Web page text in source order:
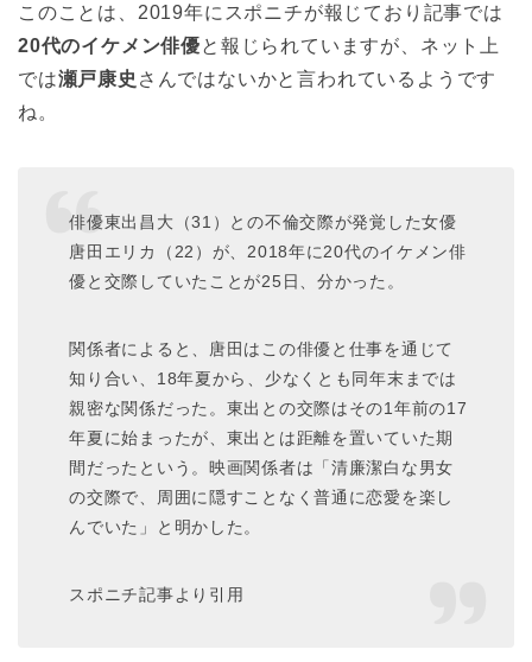
このことは、2019年にスポニチが報じており記事では
20代のイケメン俳優と報じられていますが、ネット上
では瀬戸康史 さんではないかと言われているようです
ね。
俳優東出昌大（31）との不倫交際が発覚した女優
唐田エリカ（22）が、2018年に20代のイケメン俳
優と交際していたことが25日、分かった。
関係者によると、唐田はこの俳優と仕事を通じて
知り合い、18年夏から、少なくとも同年末までは
親密な関係だった。東出との交際はその1年前の17
年夏に始まったが、東出とは距離を置いていた期
間だったという。映画関係者は「清廉潔白な男女
の交際で、周囲に隠すことなく普通に恋愛を楽し
んでいた」と明かした。
スポニチ記事より引用